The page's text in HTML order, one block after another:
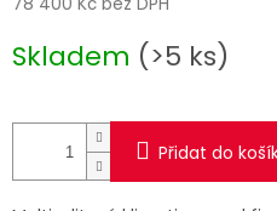
cena:
Skladem (>5 ks)
Přidat do